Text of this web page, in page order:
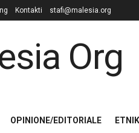
Kontakti stafi@malesia.org
OPINIONE/EDITORIALE